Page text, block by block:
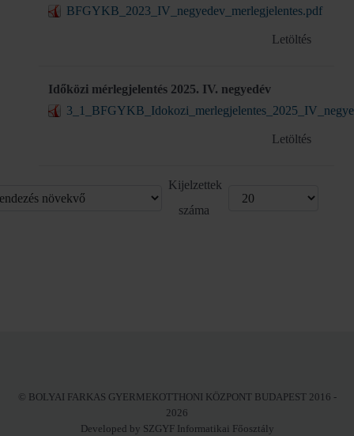
BFGYKB_2023_IV_negyedev_merlegjelentes.pdf
Letöltés
Időközi mérlegjelentés 2025. IV. negyedév
Letöltés
Kijelzettek
száma
© BOLYAI FARKAS GYERMEKOTTHONI KÖZPONT BUDAPEST 2016 -
2026
Developed by SZGYF Informatikai Főosztály